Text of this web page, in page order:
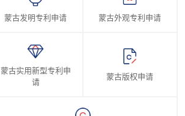
蒙古发明专利申请 蒙古外观专利申请
蒙古实用新型专利申
请
蒙古版权申请